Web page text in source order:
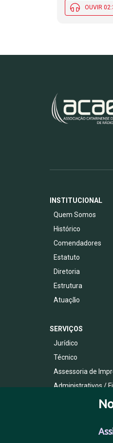
OUVIR
INSTITUCIONAL
Quem Somos
Histórico
Comendadores
Estatuto
Diretoria
Estrutura
Atuação
SERVIÇOS
Jurídico
Técnico
Assessoria de
Administrativos /
Benefícios ao